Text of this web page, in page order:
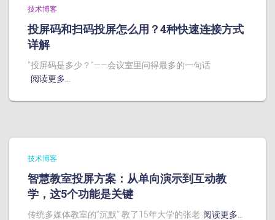
技术博客
投屏码和扫码投屏怎么用？4种快速连接方式
详解
“投屏码是多少？”——会议室里问得最多的一句话
阅读更多…
技术博客
智慧教室投屏方案：从单向演示到互动教
学，这5个功能是关键
传统多媒体教室的”沉默” 教了15年大学的张老 阅读更多…